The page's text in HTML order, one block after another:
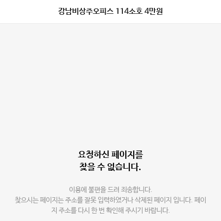
강남비상주오피스 114소호 4만원
요청하신 페이지를
찾을 수 없습니다.
이용에 불편을 드려 죄송합니다.
찾으시는 페이지는 주소를 잘못 입력하였거나 삭제된 페이지 입니다. 페이
지 주소를 다시 한 번 확인해 주시기 바랍니다.